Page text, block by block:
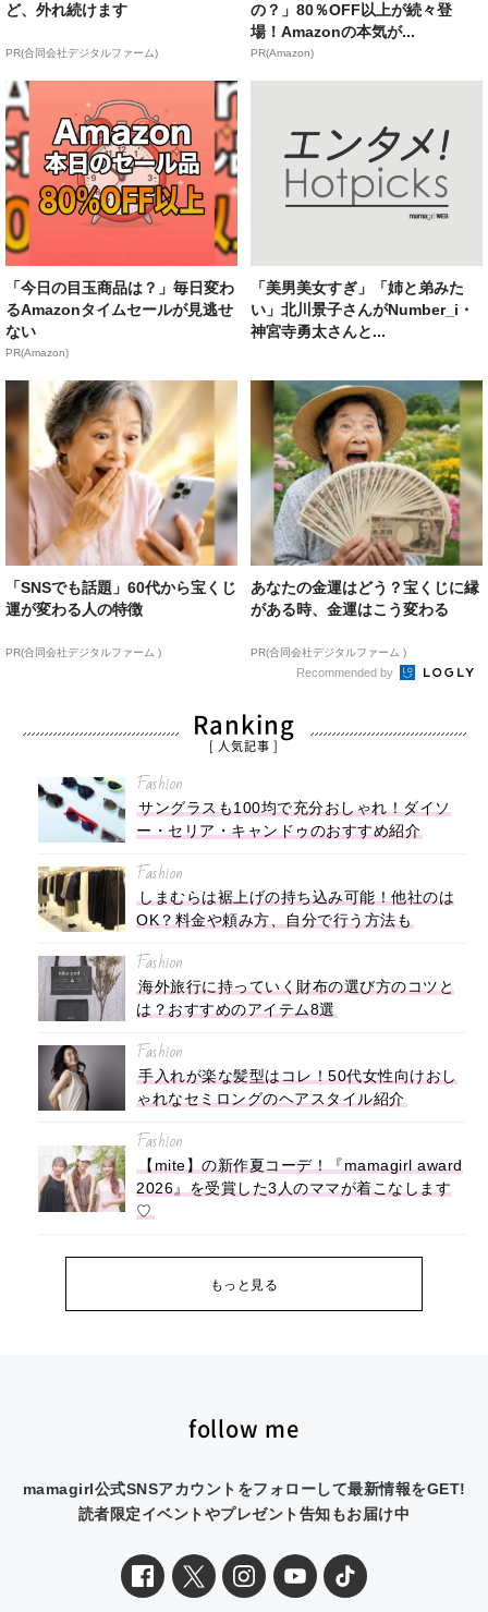
ど、外れ続けます
PR(合同会社デジタルファーム)
の？」80％OFF以上が続々登
場！Amazonの本気が...
PR(Amazon)
「今日の目玉商品は？」毎日変わ
るAmazonタイムセールが見逃せ
ない
PR(Amazon)
「美男美女すぎ」「姉と弟みた
い」北川景子さんがNumber_i・
神宮寺勇太さんと...
「SNSでも話題」60代から宝くじ
運が変わる人の特徴
PR(合同会社デジタルファーム )
あなたの金運はどう？宝くじに縁
がある時、金運はこう変わる
PR(合同会社デジタルファーム )
Recommended by
Ranking
[ 人気記事 ]
Fashion
サングラスも100均で充分おしゃれ！ダイソ
ー・セリア・キャンドゥのおすすめ紹介
Fashion
しまむらは裾上げの持ち込み可能！他社のは
OK？料金や頼み方、自分で行う方法も
Fashion
海外旅行に持っていく財布の選び方のコツと
は？おすすめのアイテム8選
Fashion
手入れが楽な髪型はコレ！50代女性向けおし
ゃれなセミロングのヘアスタイル紹介
Fashion
【mite】の新作夏コーデ！『mamagirl award
2026』を受賞した3人のママが着こなします
♡
もっと見る
follow me
mamagirl公式SNSアカウントをフォローして最新情報をGET!
読者限定イベントやプレゼント告知もお届け中